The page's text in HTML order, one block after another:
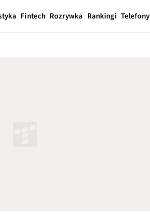
Fintech Rozrywka Rankingi Telefony